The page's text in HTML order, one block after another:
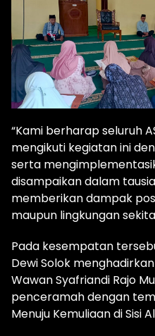
“Kami berharap seluruh
mengikuti kegiatan ini
serta
disampaikan dalam
memberikan dampak
maupun lingkungan
Pada kesempatan
Dewi Solok menghadirkan
Wawan Syafriandi Rajo
penceramah dengan
Menuju Kemuliaan di Sisi